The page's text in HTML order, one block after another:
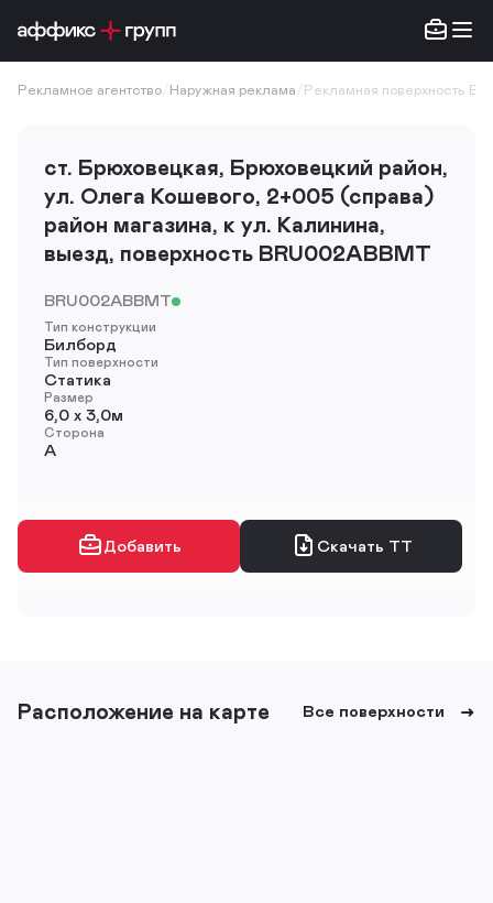
Рекламное агентство Наружная реклама Рекламная поверхность
ст. Брюховецкая, Брюховецкий район,
ул. Олега Кошевого, 2+005 (справа)
район магазина, к ул. Калинина,
выезд, поверхность BRU002ABBMT
BRU002ABBMT
Тип конструкции
Билборд
Тип поверхности
Статика
Размер
6,0 х 3,0м
Сторона
A
Добавить Скачать ТТ
Расположение на карте Все поверхности